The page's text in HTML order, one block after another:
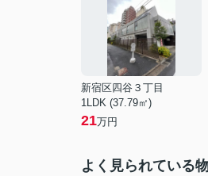
新宿区四谷３丁目
1LDK (37.79㎡)
21万円
よく見られている